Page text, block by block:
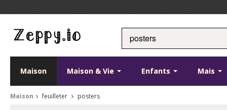
Maison Maison & Vie Enfants Mais
Maison feuilleter posters